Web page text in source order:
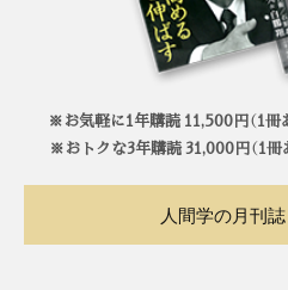
※お気軽に1年購読 11,500円（1冊
※おトクな3年購読 31,000円（1冊
人間学の月刊